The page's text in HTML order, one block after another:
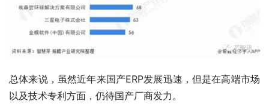
总体来说，虽然近年来国产ERP发展迅速，但是在高端市场
以及技术专利方面，仍待国产厂商发力。